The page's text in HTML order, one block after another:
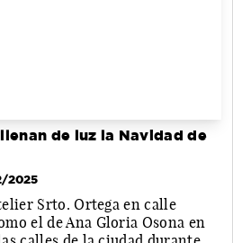
de luz la Navidad de
2025
Srto. Ortega en calle
el de Ana Gloria Osona en